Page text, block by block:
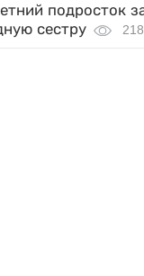
подросток
сестру